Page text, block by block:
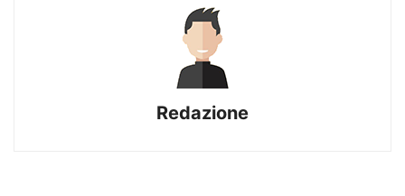
Redazione